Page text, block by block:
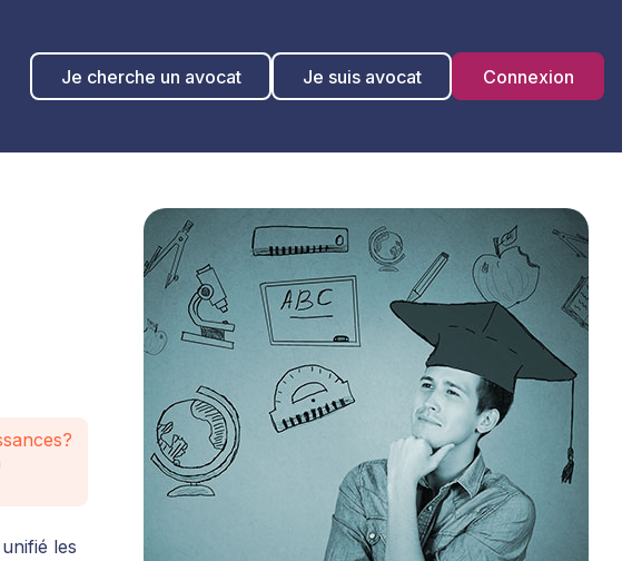
Je cherche un avocat Je suis avocat Connexion
les